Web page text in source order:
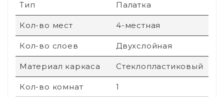
Тип Палатка
Кол-во мест 4-местная
Кол-во слоев Двухслойная
Материал каркаса Стеклопластиковый
Кол-во комнат 1